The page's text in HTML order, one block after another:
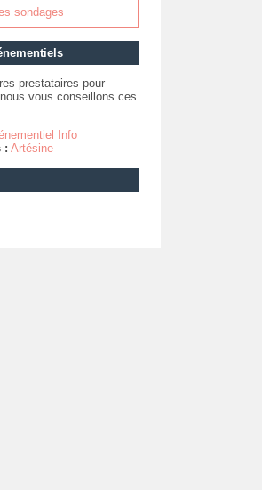
sondages
prestataires pour
vous conseillons ces
Info
: Artésine